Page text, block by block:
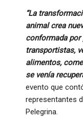
“La
animal crea
conformada
transportistas,
alimentos,
se venía
evento que
representantes
Pelegrina.